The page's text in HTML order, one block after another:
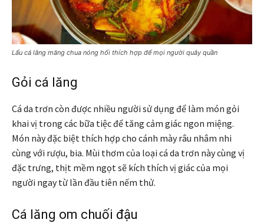
Lẩu cá lăng măng chua nóng hổi thích hợp để mọi người quây quần
Gỏi cá lăng
Cá da trơn còn được nhiều người sử dụng để làm món gỏi
khai vị trong các bữa tiệc để tăng cảm giác ngon miệng.
Món này đặc biệt thích hợp cho cánh mày râu nhâm nhi
cùng với rượu, bia. Mùi thơm của loại cá da trơn này cùng vị
đặc trưng, thịt mềm ngọt sẽ kích thích vị giác của mọi
người ngay từ lần đầu tiên nếm thử.
Cá lăng om chuối đậu